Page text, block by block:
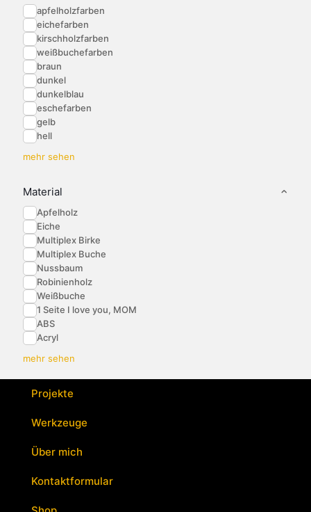
apfelholzfarben
eichefarben
kirschholzfarben
weißbuchefarben
braun
dunkel
dunkelblau
eschefarben
gelb
hell
mehr sehen
Material
Apfelholz
Eiche
Multiplex Birke
Multiplex Buche
Nussbaum
Robinienholz
Weißbuche
1 Seite I love you, MOM
ABS
Acryl
mehr sehen
Projekte
Werkzeuge
Über mich
Kontaktformular